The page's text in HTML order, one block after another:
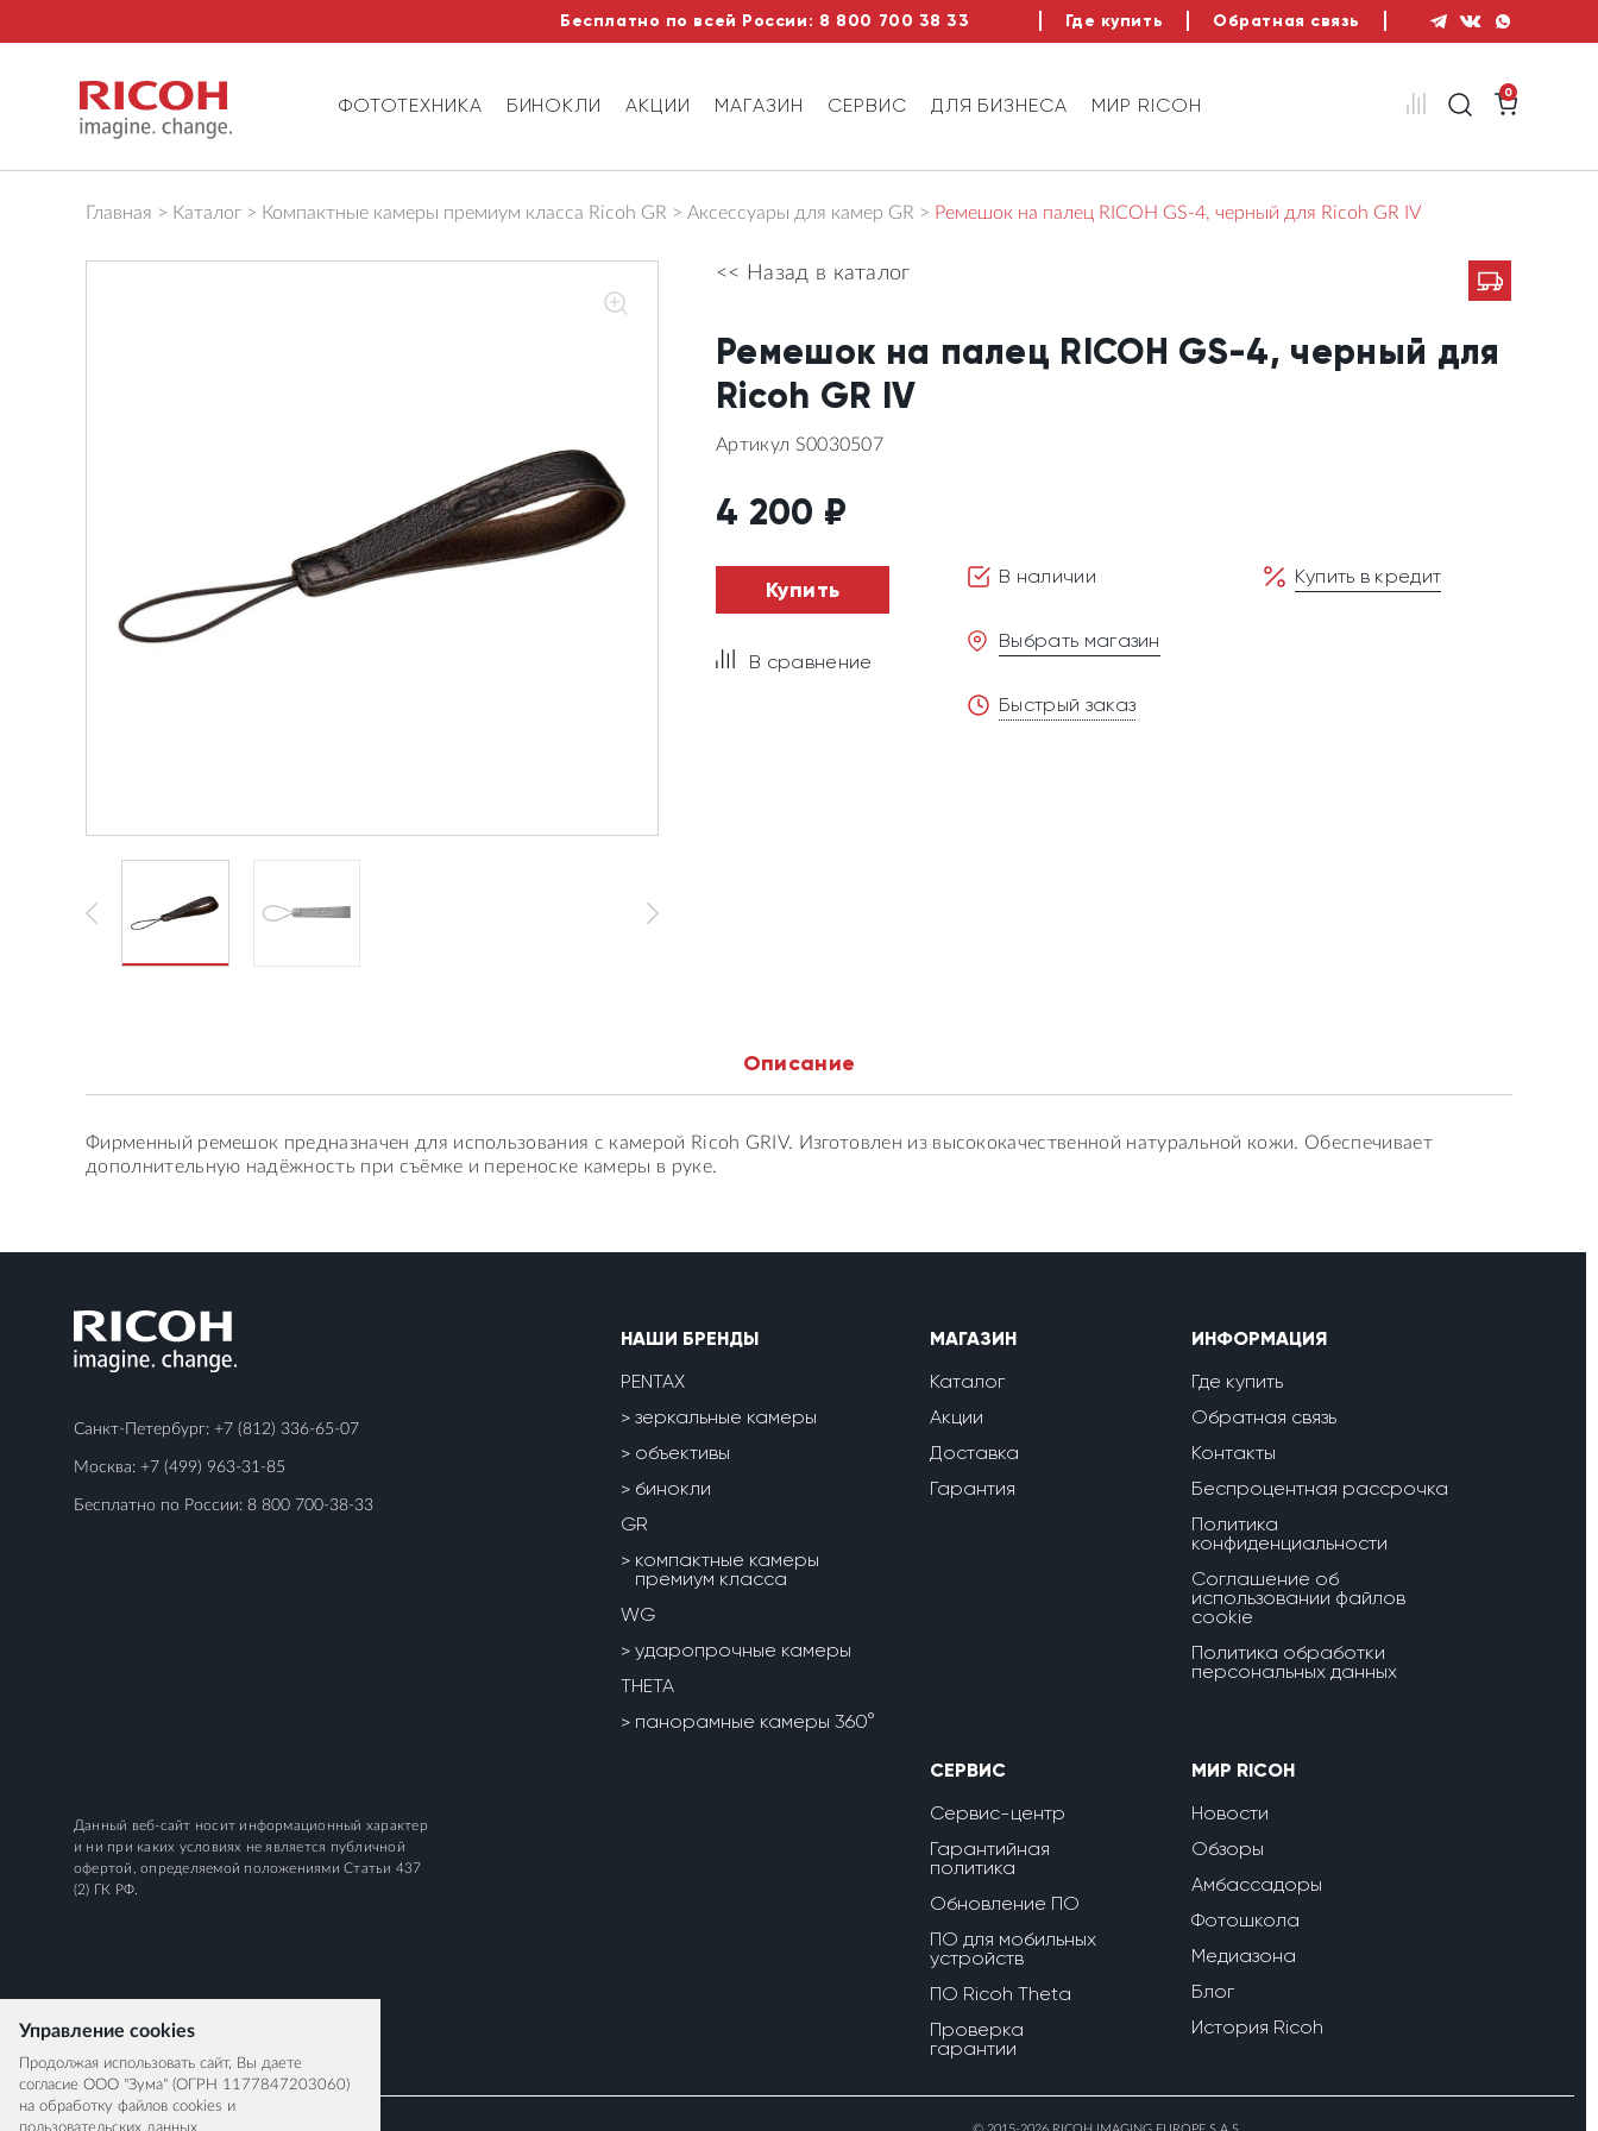
Бесплатно по всей России: 8 800 700 38 33 Где купить Обратная связь
ФОТОТЕХНИКА БИНОКЛИ АКЦИИ МАГАЗИН СЕРВИС ДЛЯ БИЗНЕСА МИР RICOH
0
Главная Каталог Компактные камеры премиум класса Ricoh GR Аксессуары для камер GR Ремешок на палец RICOH GS-4, черный для Ricoh GR IV
<< Назад в каталог
Ремешок на палец RICOH GS-4, черный для
Ricoh GR IV
Артикул S0030507
4 200 ₽
Купить
В сравнение
В наличии
Выбрать магазин
Быстрый заказ
Купить в кредит
Описание
Фирменный ремешок предназначен для использования с камерой Ricoh GRIV. Изготовлен из высококачественной натуральной кожи. Обеспечивает
дополнительную надёжность при съёмке и переноске камеры в руке.
Санкт-Петербург: +7 (812) 336-65-07
Москва: +7 (499) 963-31-85
Бесплатно по России: 8 800 700-38-33
НАШИ БРЕНДЫ
PENTAX
зеркальные камеры
объективы
бинокли
GR
компактные камеры
премиум класса
WG
ударопрочные камеры
THETA
панорамные камеры 360°
МАГАЗИН
Каталог
Акции
Доставка
Гарантия
ИНФОРМАЦИЯ
Где купить
Обратная связь
Контакты
Беспроцентная рассрочка
Политика
конфиденциальности
Соглашение об
использовании файлов
cookie
Политика обработки
персональных данных
СЕРВИС
Сервис-центр
Гарантийная
политика
Обновление ПО
ПО для мобильных
устройств
ПО Ricoh Theta
Проверка
гарантии
МИР RICOH
Новости
Обзоры
Амбассадоры
Фотошкола
Медиазона
Блог
История Ricoh
Данный веб-сайт носит информационный характер
и ни при каких условиях не является публичной
офертой, определяемой положениями Статьи 437
(2) ГК РФ.
Управление cookies
Продолжая использовать сайт, Вы даете
согласие ООО "Зума" (ОГРН 1177847203060)
на обработку файлов cookies и